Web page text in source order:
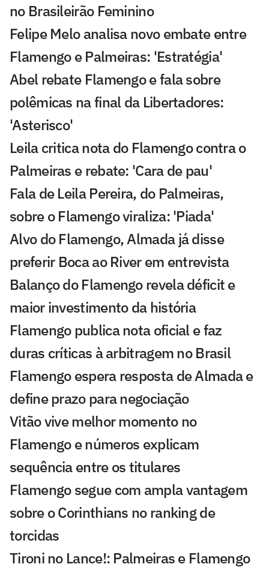
no Brasileirão Feminino
Felipe Melo analisa novo embate entre
Flamengo e Palmeiras: 'Estratégia'
Abel rebate Flamengo e fala sobre
polêmicas na final da Libertadores:
'Asterisco'
Leila critica nota do Flamengo contra o
Palmeiras e rebate: 'Cara de pau'
Fala de Leila Pereira, do Palmeiras,
sobre o Flamengo viraliza: 'Piada'
Alvo do Flamengo, Almada já disse
preferir Boca ao River em entrevista
Balanço do Flamengo revela déficit e
maior investimento da história
Flamengo publica nota oficial e faz
duras críticas à arbitragem no Brasil
Flamengo espera resposta de Almada e
define prazo para negociação
Vitão vive melhor momento no
Flamengo e números explicam
sequência entre os titulares
Flamengo segue com ampla vantagem
sobre o Corinthians no ranking de
torcidas
Tironi no Lance!: Palmeiras e Flamengo